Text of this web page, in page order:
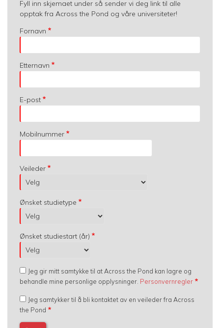
Fyll inn skjemaet under så sender vi deg link til alle
opptak fra Across the Pond og våre universiteter!
Fornavn
Etternavn
E-post
Mobilnummer
Veileder
Ønsket studietype
Ønsket studiestart (år)
Jeg gir mitt samtykke til at Across the Pond kan lagre og
behandle mine personlige opplysninger. Personvernregler
Jeg samtykker til å bli kontaktet av en veileder fra Across
the Pond